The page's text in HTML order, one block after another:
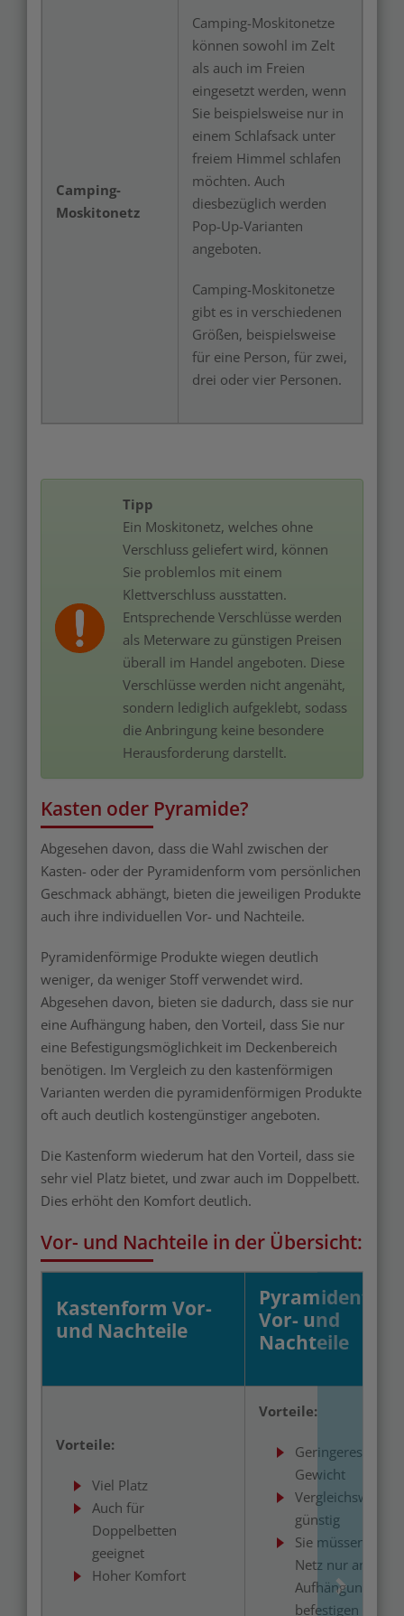
Camping-
Moskitonetz
Camping-Moskitonetze
können sowohl im Zelt
als auch im Freien
eingesetzt werden, wenn
Sie beispielsweise nur in
einem Schlafsack unter
freiem Himmel schlafen
möchten. Auch
diesbezüglich werden
Pop-Up-Varianten
angeboten.
Camping-Moskitonetze
gibt es in verschiedenen
Größen, beispielsweise
für eine Person, für zwei,
drei oder vier Personen.
Tipp
Ein Moskitonetz, welches ohne
Verschluss geliefert wird, können
Sie problemlos mit einem
Klettverschluss ausstatten.
Entsprechende Verschlüsse werden
als Meterware zu günstigen Preisen
überall im Handel angeboten. Diese
Verschlüsse werden nicht angenäht,
sondern lediglich aufgeklebt, sodass
die Anbringung keine besondere
Herausforderung darstellt.
Kasten oder Pyramide?
Abgesehen davon, dass die Wahl zwischen der
Kasten- oder der Pyramidenform vom persönlichen
Geschmack abhängt, bieten die jeweiligen Produkte
auch ihre individuellen Vor- und Nachteile.
Pyramidenförmige Produkte wiegen deutlich
weniger, da weniger Stoff verwendet wird.
Abgesehen davon, bieten sie dadurch, dass sie nur
eine Aufhängung haben, den Vorteil, dass Sie nur
eine Befestigungsmöglichkeit im Deckenbereich
benötigen. Im Vergleich zu den kastenförmigen
Varianten werden die pyramidenförmigen Produkte
oft auch deutlich kostengünstiger angeboten.
Die Kastenform wiederum hat den Vorteil, dass sie
sehr viel Platz bietet, und zwar auch im Doppelbett.
Dies erhöht den Komfort deutlich.
Vor- und Nachteile in der Übersicht:
Kastenform Vor-
und Nachteile
Vor- und
Nachteile
Vorteile:
Viel Platz
Auch für
Doppelbetten
geeignet
Hoher Komfort
Vorteile:
Geringeres
Gewicht
Vergleichsweise
günstig
Sie müssen das
Netz nur an einer
Aufhängung
befestigen